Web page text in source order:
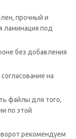
прочный и
ламинация под
без добавления
на
файлы для того,
по этой
рекомендуем